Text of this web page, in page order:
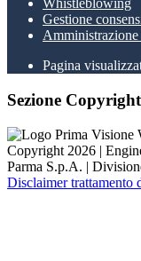
Whistleblowing
Gestione
Amministrazione
Pagina
Sezione Copyright
Copyright 2026 |
Parma S.p.A. |
Disclaimer trattamento